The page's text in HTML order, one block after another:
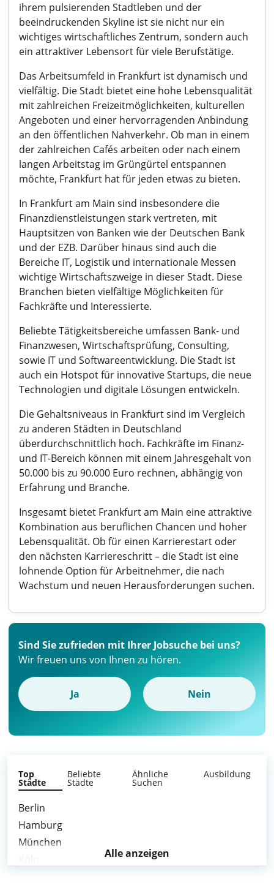
ihrem pulsierenden Stadtleben und der
beeindruckenden Skyline ist sie nicht nur ein
wichtiges wirtschaftliches Zentrum, sondern auch
ein attraktiver Lebensort für viele Berufstätige.
Das Arbeitsumfeld in Frankfurt ist dynamisch und
vielfältig. Die Stadt bietet eine hohe Lebensqualität
mit zahlreichen Freizeitmöglichkeiten, kulturellen
Angeboten und einer hervorragenden Anbindung
an den öffentlichen Nahverkehr. Ob man in einem
der zahlreichen Cafés arbeiten oder nach einem
langen Arbeitstag im Grüngürtel entspannen
möchte, Frankfurt hat für jeden etwas zu bieten.
In Frankfurt am Main sind insbesondere die
Finanzdienstleistungen stark vertreten, mit
Hauptsitzen von Banken wie der Deutschen Bank
und der EZB. Darüber hinaus sind auch die
Bereiche IT, Logistik und internationale Messen
wichtige Wirtschaftszweige in dieser Stadt. Diese
Branchen bieten vielfältige Möglichkeiten für
Fachkräfte und Interessierte.
Beliebte Tätigkeitsbereiche umfassen Bank- und
Finanzwesen, Wirtschaftsprüfung, Consulting,
sowie IT und Softwareentwicklung. Die Stadt ist
auch ein Hotspot für innovative Startups, die neue
Technologien und digitale Lösungen entwickeln.
Die Gehaltsniveaus in Frankfurt sind im Vergleich
zu anderen Städten in Deutschland
überdurchschnittlich hoch. Fachkräfte im Finanz-
und IT-Bereich können mit einem Jahresgehalt von
50.000 bis zu 90.000 Euro rechnen, abhängig von
Erfahrung und Branche.
Insgesamt bietet Frankfurt am Main eine attraktive
Kombination aus beruflichen Chancen und hoher
Lebensqualität. Ob für einen Karrierestart oder
den nächsten Karriereschritt – die Stadt ist eine
lohnende Option für Arbeitnehmer, die nach
Wachstum und neuen Herausforderungen suchen.
Sind Sie zufrieden mit Ihrer Jobsuche bei uns?
Wir freuen uns von Ihnen zu hören.
Ja Nein
Top
Städte
Beliebte
Städte
Ähnliche
Suchen
Ausbildung
Berlin
Hamburg
München
Alle anzeigen